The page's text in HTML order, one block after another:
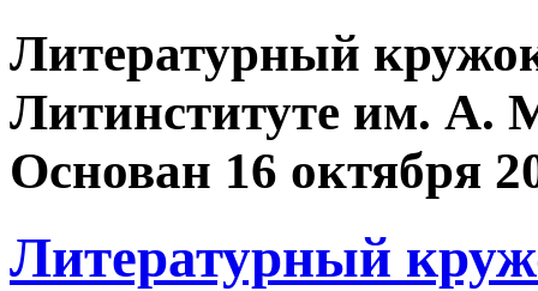
Литературный
Литинституте им. А.
Основан 16 октября
Литературный